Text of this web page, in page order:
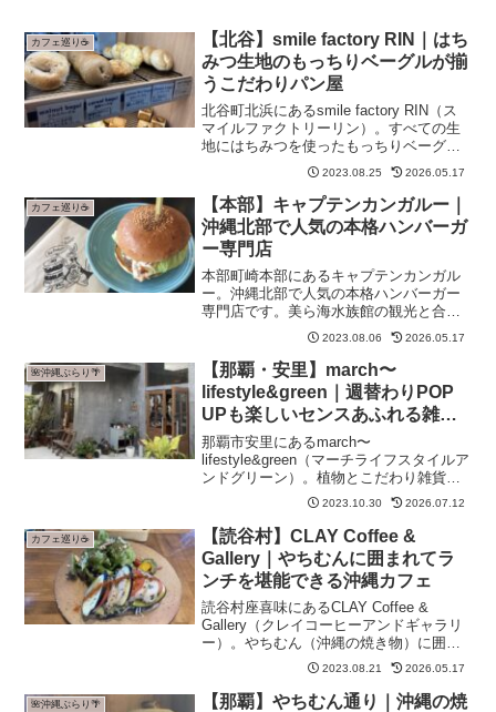
カフェ巡り☕
【北谷】smile factory RIN｜はち
みつ生地のもっちりベーグルが揃
うこだわりパン屋
北谷町北浜にあるsmile factory RIN（ス
マイルファクトリーリン）。すべての生
地にはちみつを使ったもっちりベーグル
が人気のパン屋さんです。種類豊富なベ
ーグルとパンを楽しめる北谷の隠れ家的
なお店。
2023.08.25 2026.05.17
カフェ巡り☕
【本部】キャプテンカンガルー｜
沖縄北部で人気の本格ハンバーガ
ー専門店
本部町崎本部にあるキャプテンカンガル
ー。沖縄北部で人気の本格ハンバーガー
専門店です。美ら海水族館の観光と合わ
せて立ち寄れるロケーションも魅力。
2023.08.06 2026.05.17
🌺沖縄ぶらり🌴
【那覇・安里】march〜
lifestyle&green｜週替わりPOP
UPも楽しいセンスあふれる雑貨&
カフェ
那覇市安里にあるmarch〜
lifestyle&green（マーチライフスタイルア
ンドグリーン）。植物とこだわり雑貨が
並ぶセレクトショップで、週替わりの
POP UPイベントも開催。おもろまち駅
からも歩ける那覇の人気スポットです。
2023.10.30 2026.07.12
カフェ巡り☕
【読谷村】CLAY Coffee &
Gallery｜やちむんに囲まれてラ
ンチを堪能できる沖縄カフェ
読谷村座喜味にあるCLAY Coffee &
Gallery（クレイコーヒーアンドギャラリ
ー）。やちむん（沖縄の焼き物）に囲ま
れた空間でランチやコーヒーが楽しめる
カフェ。料理に合わせて制作された器で
いただく一品料理が絶品です。
2023.08.21 2026.05.17
🌺沖縄ぶらり🌴
【那覇】やちむん通り｜沖縄の焼